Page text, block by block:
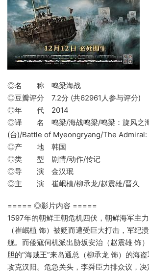
◎名 称 鸣梁海战
◎豆瓣评分 7.2分 (共62961人参与评分)
◎年 代 2014
◎译 名 鸣梁/海战鸣梁/鸣梁：旋风之海
(台)/Battle of Myeongryang/The
◎产 地 韩国
◎类 型 剧情/动作/传记
◎导 演 金汉珉
◎主 演 崔岷植/柳承龙/赵震雄/晋久
===== ◎影片内容 =====
1597年的朝鲜王朝危机四伏，朝鲜海军主
（崔岷植 饰）被贬而遭受巨大打击，军纪
舰。而倭寇伺机派出胁坂安治（赵震雄 饰
胆的“海贼王”来岛通总（柳承龙 饰）的海
攻克汉阳。危急关头，李舜臣力排众议，